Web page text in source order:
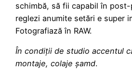
schimbă, să fii capabil în post-
reglezi anumite setări e super
Fotografiază în RAW.
În condiții de studio accentul
montaje, colaje șamd.